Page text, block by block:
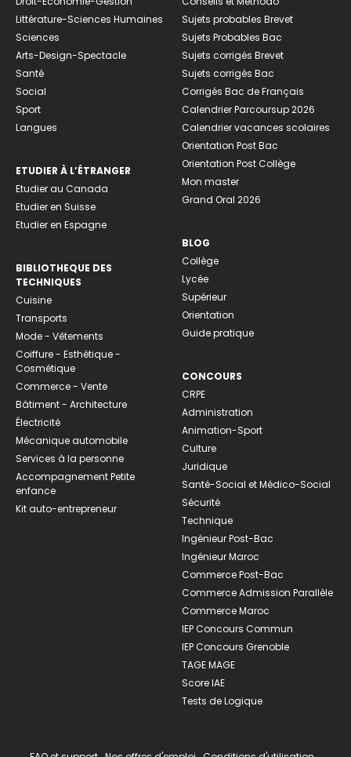
Littérature-Sciences Humaines
Sciences
Arts-Design-Spectacle
Santé
Social
Sport
Langues
ETUDIER À L’ÉTRANGER
Etudier au Canada
Etudier en Suisse
Etudier en Espagne
BIBLIOTHEQUE DES
TECHNIQUES
Cuisine
Transports
Mode - Vêtements
Coiffure - Esthétique -
Cosmétique
Commerce - Vente
Bâtiment - Architecture
Électricité
Mécanique automobile
Services à la personne
Accompagnement Petite
enfance
Kit auto-entrepreneur
Sujets probables Brevet
Sujets Probables Bac
Sujets corrigés Brevet
Sujets corrigés Bac
Corrigés Bac de Français
Calendrier Parcoursup 2026
Calendrier vacances scolaires
Orientation Post Bac
Orientation Post Collège
Mon master
Grand Oral 2026
BLOG
Collège
Lycée
Supérieur
Orientation
Guide pratique
CONCOURS
CRPE
Administration
Animation-Sport
Culture
Juridique
Santé-Social et Médico-Social
Sécurité
Technique
Ingénieur Post-Bac
Ingénieur Maroc
Commerce Post-Bac
Commerce Admission Parallèle
Commerce Maroc
IEP Concours Commun
IEP Concours Grenoble
TAGE MAGE
Score IAE
Tests de Logique